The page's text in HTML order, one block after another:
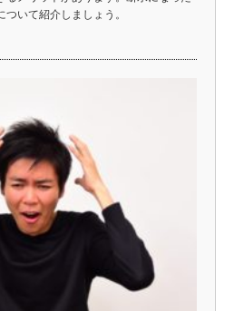
いて紹介しましょう。